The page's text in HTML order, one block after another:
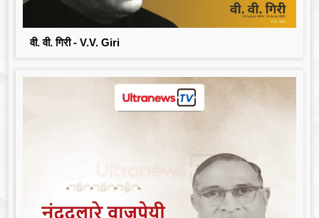
वी. वी. गिरी - V.V. Giri